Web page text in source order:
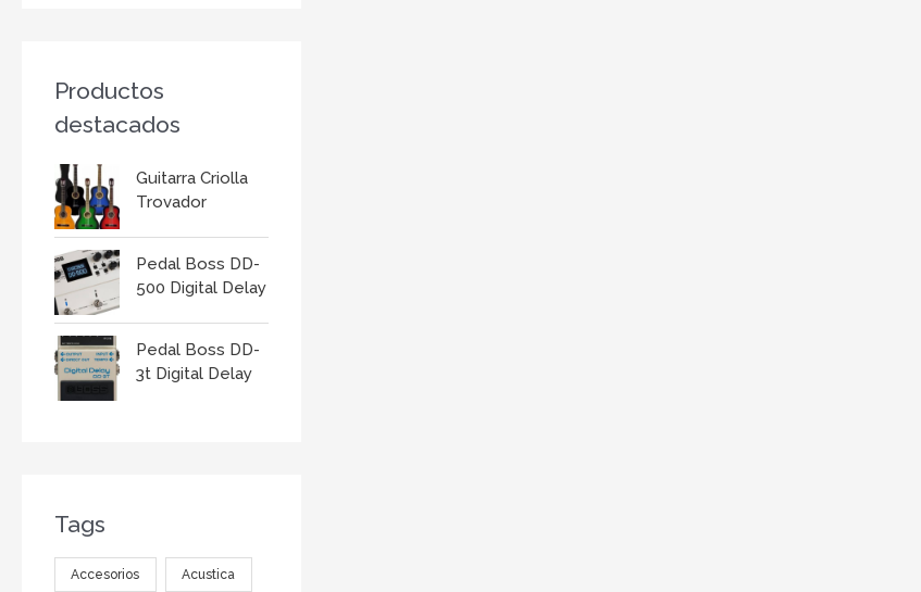
Productos
destacados
Guitarra Criolla
Trovador
Pedal Boss DD-
500 Digital Delay
Pedal Boss DD-
3t Digital Delay
Tags
Accesorios Acustica